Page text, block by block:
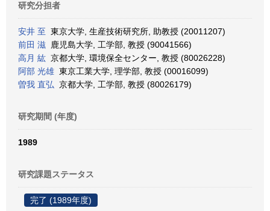
研究分担者
安井 至 東京大学, 生産技術研究所, 助教授 (20011207)
前田 滋 鹿児島大学, 工学部, 教授 (90041566)
高月 紘 京都大学, 環境保全センター, 教授 (80026228)
阿部 光雄 東京工業大学, 理学部, 教授 (00016099)
曽我 直弘 京都大学, 工学部, 教授 (80026179)
研究期間 (年度)
1989
研究課題ステータス
完了 (1989年度)